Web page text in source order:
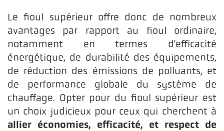
Le fioul supérieur offre donc de nombreux
avantages par rapport au fioul ordinaire,
notamment en termes d'efficacité
énergétique, de durabilité des équipements,
de réduction des émissions de polluants, et
de performance globale du système de
chauffage. Opter pour du fioul supérieur est
un choix judicieux pour ceux qui cherchent à
allier économies, efficacité, et respect de